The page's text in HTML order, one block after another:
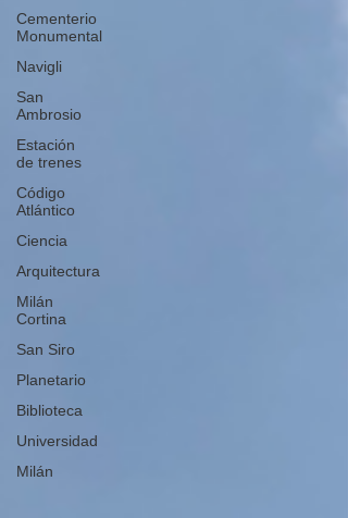
Cementerio
Monumental
Navigli
San
Ambrosio
Estación
de trenes
Código
Atlántico
Ciencia
Arquitectura
Milán
Cortina
San Siro
Planetario
Biblioteca
Universidad
Milán